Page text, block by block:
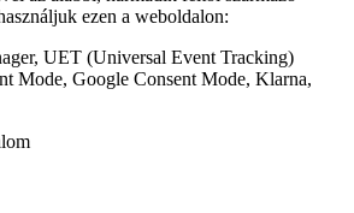
ezen a weboldalon:
UET (Universal Event Tracking)
Mode, Google Consent Mode, Klarna,